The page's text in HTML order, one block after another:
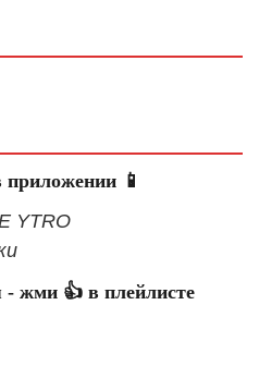
📱
YTRO
- жми 👍 в плейлисте